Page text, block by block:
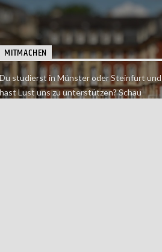
MITMACHEN
Du studierst in Münster oder Steinfurt und
hast Lust uns zu unterstützen? Schau